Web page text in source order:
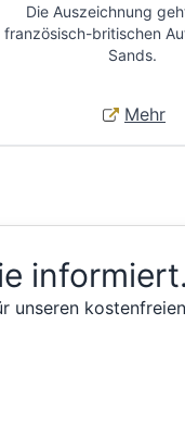
Die Auszeichnung
französisch-britischen
Sands.
Mehr
informiert.
unseren